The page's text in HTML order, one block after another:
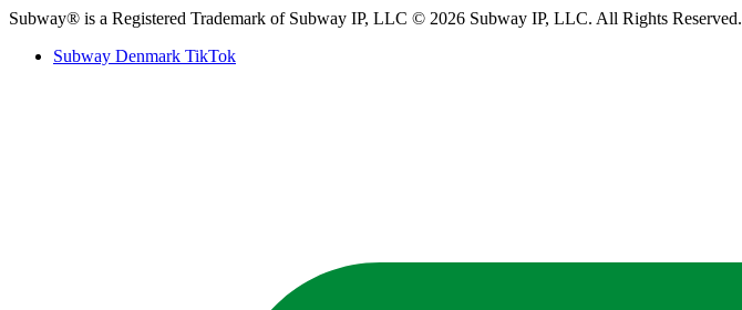
Subway® is a Registered Trademark of Subway IP, LLC © 2026 Subway IP, LLC. All Rights Reserved.​​​​‌ ‍ ​‍​‍‌‍ ‌ ​‍‌‍‍‌‌‍‌ ‌‍‍‌‌‍ ‍​‍​‍​ ‍‍​‍​‍‌ ​ ‌‍​‌‌‍ ‍‌‍‍‌‌ ‌​‌ ‍‌​‍ ‍‌‍‍‌‌‍ ​‍​‍​‍ ​​‍​‍‌‍‍​‌ ​‍‌‍‌‌‌‍‌‍​‍​‍​ ‍‍​‍​‍‌‍‍​‌ ‌​‌ ‌​‌ ​​‌ ​ ​ ‍‍​‍ ​‍ ‌‍ ‍‌‍ ‌ ​‍‌‍‌​‌‍‍‌‌‍​ ​‍ ‌‌‍​‍‌‍‍‌‌ ‌​‌‍‌‌‌ ​ ​‍ ‌‌‍‌ ‌ ​‍‌‍ ‌ ‌‌‌ ​​​‍ ‌‌ ​ ‌ ‌​‌ ‌‌‌‍‌​‌‍‍‌‌‍ ​‍ ‍‌ ‌‍‌‍‌‌‌ ​‍‌‍​ ‌‍‌‌‌‍ ​​‍ ‍‌‍​‌‌ ​​‌ ​​​‍ ‌‍‍‌‌‍ ‍‌ ‌​‌‍‌‌‌‍ ‍‌ ‌​​‍ ‌‍‌‌‌‍‌​‌‍‍‌‌ ‌​​‍ ‌‍ ‌‌‍ ‌‍‌​‌‍‌‌​ ‌‌ ​​‌ ​‍‌‍‌‌‌ ​ ‌‍‌‌‌‍ ‍‌ ‌​‌‍​‌‌ ‌​‌‍‍‌‌‍ ‌‍ ‍​ ‍ ‌‍‍‌‌‍‌​​ ‌​ ‌‍​ ​ ‌‍‌​​ ‌‌​ ​ ‌‍​‍​ ​‌​ ​​​‍ ‌​ ​‍​ ​‌​ ‌‌​ ​​​‍ ‌​ ‌​‌‍​ ‌‍​ ​ ​​​‍ ‌​ ‍​‌‍‌‌​ ‍‌​ ​‍​‍ ‌​ ‌ ‌‍‌‌​ ​‍​ ​‌​ ​‍​ ​ ​ ​ ‌‍‌‍‌‍​‍​ ‌‌​ ‍​‌‍​‌​ ‍ ‌ ‌​‌ ‍‌‌ ​​‌‍‌‌​ ‌‌ ‌ ‌‍‌‌‌‍​‍‌ ​ ‌‍‍‌‌ ‌​‌‍‌‌‌​‌‍‌‍ ‌‍ ‌ ‌​‌‍‌‌‌ ​‍​ ‍ ‌ ​​‌‍​‌‌ ‌​‌‍‍​​ ‌‌‍​ ‌‍ ‌ ​​‌ ‍‌‌ ​‍‌‍‍‌‌‍‌ ‌‍‍​‌ ‌​‌​ ‍‌‍ ‌ ‌​‌‍‍‌‌‍​ ‌‍‌‌​‍‌‌​ ‌‌‌​​‍‌‌ ‌‍‍ ‌‍‌‌‌ ‍‌​‍‌‌​ ​ ‌​‌​​‍‌‌​ ​ ‌​‌​​‍‌‌​ ​‍​ ​‍‌‍‌‌‌‍ ‍​‍‌‌​ ​‍​ ​‍​‍‌‌​ ‌‌‌​‌​​‍ ‍‌ ‌‍‌‍​‌‌‍ ​‌ ‌‌‌‍‌‌​ ‌‍​‍‌‍​‌‌ ​ ‌‍‌‌‌‌‌‌‌ ​‍‌‍ ​​ ‌‌‍‍​‌ ‌​‌ ‌​‌ ​​‌ ​ ​‍‌‌​ ​ ‌​​‌​‍‌‌​ ​‍‌​‌‍​‍‌‌​ ​‍‌​‌‍‌‍ ‍‌‍ ‌ ​‍‌‍‌​‌‍‍‌‌‍​ ​‍ ‌‌‍​‍‌‍‍‌‌ ‌​‌‍‌‌‌ ​ ​‍ ‌‌‍‌ ‌ ​‍‌‍ ‌ ‌‌‌ ​​​‍ ‌‌ ​ ‌ ‌​‌ ‌‌‌‍‌​‌‍‍‌‌‍ ​‍ ‍‌ ‌‍‌‍‌‌‌ ​‍‌‍​ ‌‍‌‌‌‍ ​​‍ ‍‌‍​‌‌ ​​‌ ​​​‍‌‍‌‍‍‌‌‍‌​​ ‌​ ‌‍​ ​ ‌‍‌​​ ‌‌​ ​ ‌‍​‍​ ​‌​ ​​​‍ ‌​ ​‍​ ​‌​ ‌‌​ ​​​‍ ‌​ ‌​‌‍​ ‌‍​ ​ ​​​‍ ‌​ ‍​‌‍‌‌​ ‍‌​ ​‍​‍ ‌​ ‌ ‌‍‌‌​ ​‍​ ​‌​ ​‍​ ​ ​ ​ ‌‍‌‍‌‍​‍​ ‌‌​ ‍​‌‍​‌​‍‌‍‌ ‌​‌ ‍‌‌ ​​‌‍‌‌​ ‌‌ ‌ ‌‍‌‌‌‍​‍‌ ​ ‌‍‍‌‌ ‌​‌‍‌‌‌​‌‍‌‍ ‌‍ ‌ ‌​‌‍‌‌‌ ​‍​‍‌‍‌ ​​‌‍​‌‌ ‌​‌‍‍​​ ‌‌‍​ ‌‍ ‌ ​​‌ ‍‌‌ ​‍‌‍‍‌‌‍‌ ‌‍‍​‌ ‌​‌​ ‍‌‍ ‌ ‌​‌‍‍‌‌‍​ ‌‍‌‌​‍‌‌​ ‌‌‌​​‍‌‌ ‌‍‍ ‌‍‌‌‌ ‍‌​‍‌‌​ ​ ‌​‌​​‍‌‌​ ​ ‌​‌​​‍‌‌​ ​‍​ ​‍‌‍‌‌‌‍ ‍​‍‌‌​ ​‍​ ​‍​‍‌‌​ ‌‌‌​‌​​‍ ‍‌ ‌‍‌‍​‌‌‍ ​‌ ‌‌‌‍‌‌​‍‌‍‌ ​​‌‍‌‌‌ ​‍‌ ​ ‌ ​​‌‍‌‌‌‍​ ‌ ‌​‌‍‍‌‌ ‌‍‌‍‌‌​ ‌‌ ​​‌ ‌‌‌‍​‍‌‍ ​‌‍‍‌‌ ​ ‌‍‍​‌‍‌‌‌‍‌​​‍​‍‌ ‌
Subway Denmark TikTok